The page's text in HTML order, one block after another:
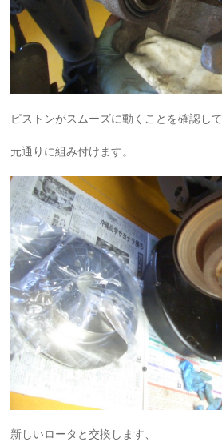
ピストンがスムーズに動くことを確認して
元通りに組み付けます。
新しいロータと交換します、